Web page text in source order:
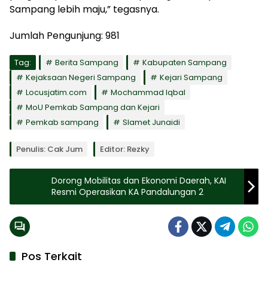
Sampang lebih maju,” tegasnya.
Jumlah Pengunjung: 981
Tag: Berita Sampang
Kabupaten Sampang
Kejaksaan Negeri Sampang
Kejari Sampang
Locusjatim.com
Mochammad Iqbal
MoU Pemkab Sampang dan Kejari
Pemkab sampang
Slamet Junaidi
Penulis: Cak Jum Editor: Rezky
Dorong Mobilitas dan Ekonomi Daerah, KAI
Resmi Operasikan KA Pandalungan 2
Pos Terkait